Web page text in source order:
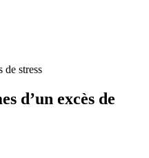
de stress
d’un excès de